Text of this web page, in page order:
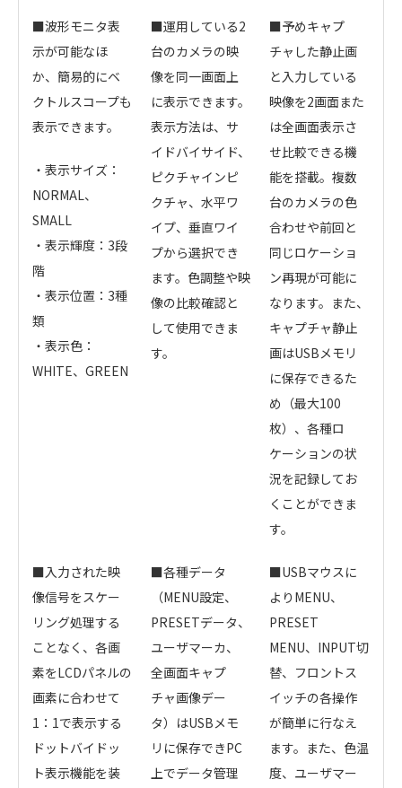
■波形モニタ表
示が可能なほ
か、簡易的にベ
クトルスコープも
表示できます。
・表示サイズ：
NORMAL、
SMALL
・表示輝度：3段
階
・表示位置：3種
類
・表示色：
WHITE、GREEN
■運用している2
台のカメラの映
像を同一画面上
に表示できます。
表示方法は、サ
イドバイサイド、
ピクチャインピ
クチャ、水平ワ
イプ、垂直ワイ
プから選択でき
ます。色調整や映
像の比較確認と
して使用できま
す。
■予めキャプ
チャした静止画
と入力している
映像を2画面また
は全画面表示さ
せ比較できる機
能を搭載。複数
台のカメラの色
合わせや前回と
同じロケーショ
ン再現が可能に
なります。また、
キャプチャ静止
画はUSBメモリ
に保存できるた
め（最大100
枚）、各種ロ
ケーションの状
況を記録してお
くことができま
す。
■入力された映
像信号をスケー
リング処理する
ことなく、各画
素をLCDパネルの
画素に合わせて
1：1で表示する
ドットバイドッ
ト表示機能を装
■各種データ
（MENU設定、
PRESETデータ、
ユーザマーカ、
全画面キャプ
チャ画像デー
タ）はUSBメモ
リに保存できPC
上でデータ管理
■USBマウスに
よりMENU、
PRESET
MENU、INPUT切
替、フロントス
イッチの各操作
が簡単に行なえ
ます。また、色温
度、ユーザマー